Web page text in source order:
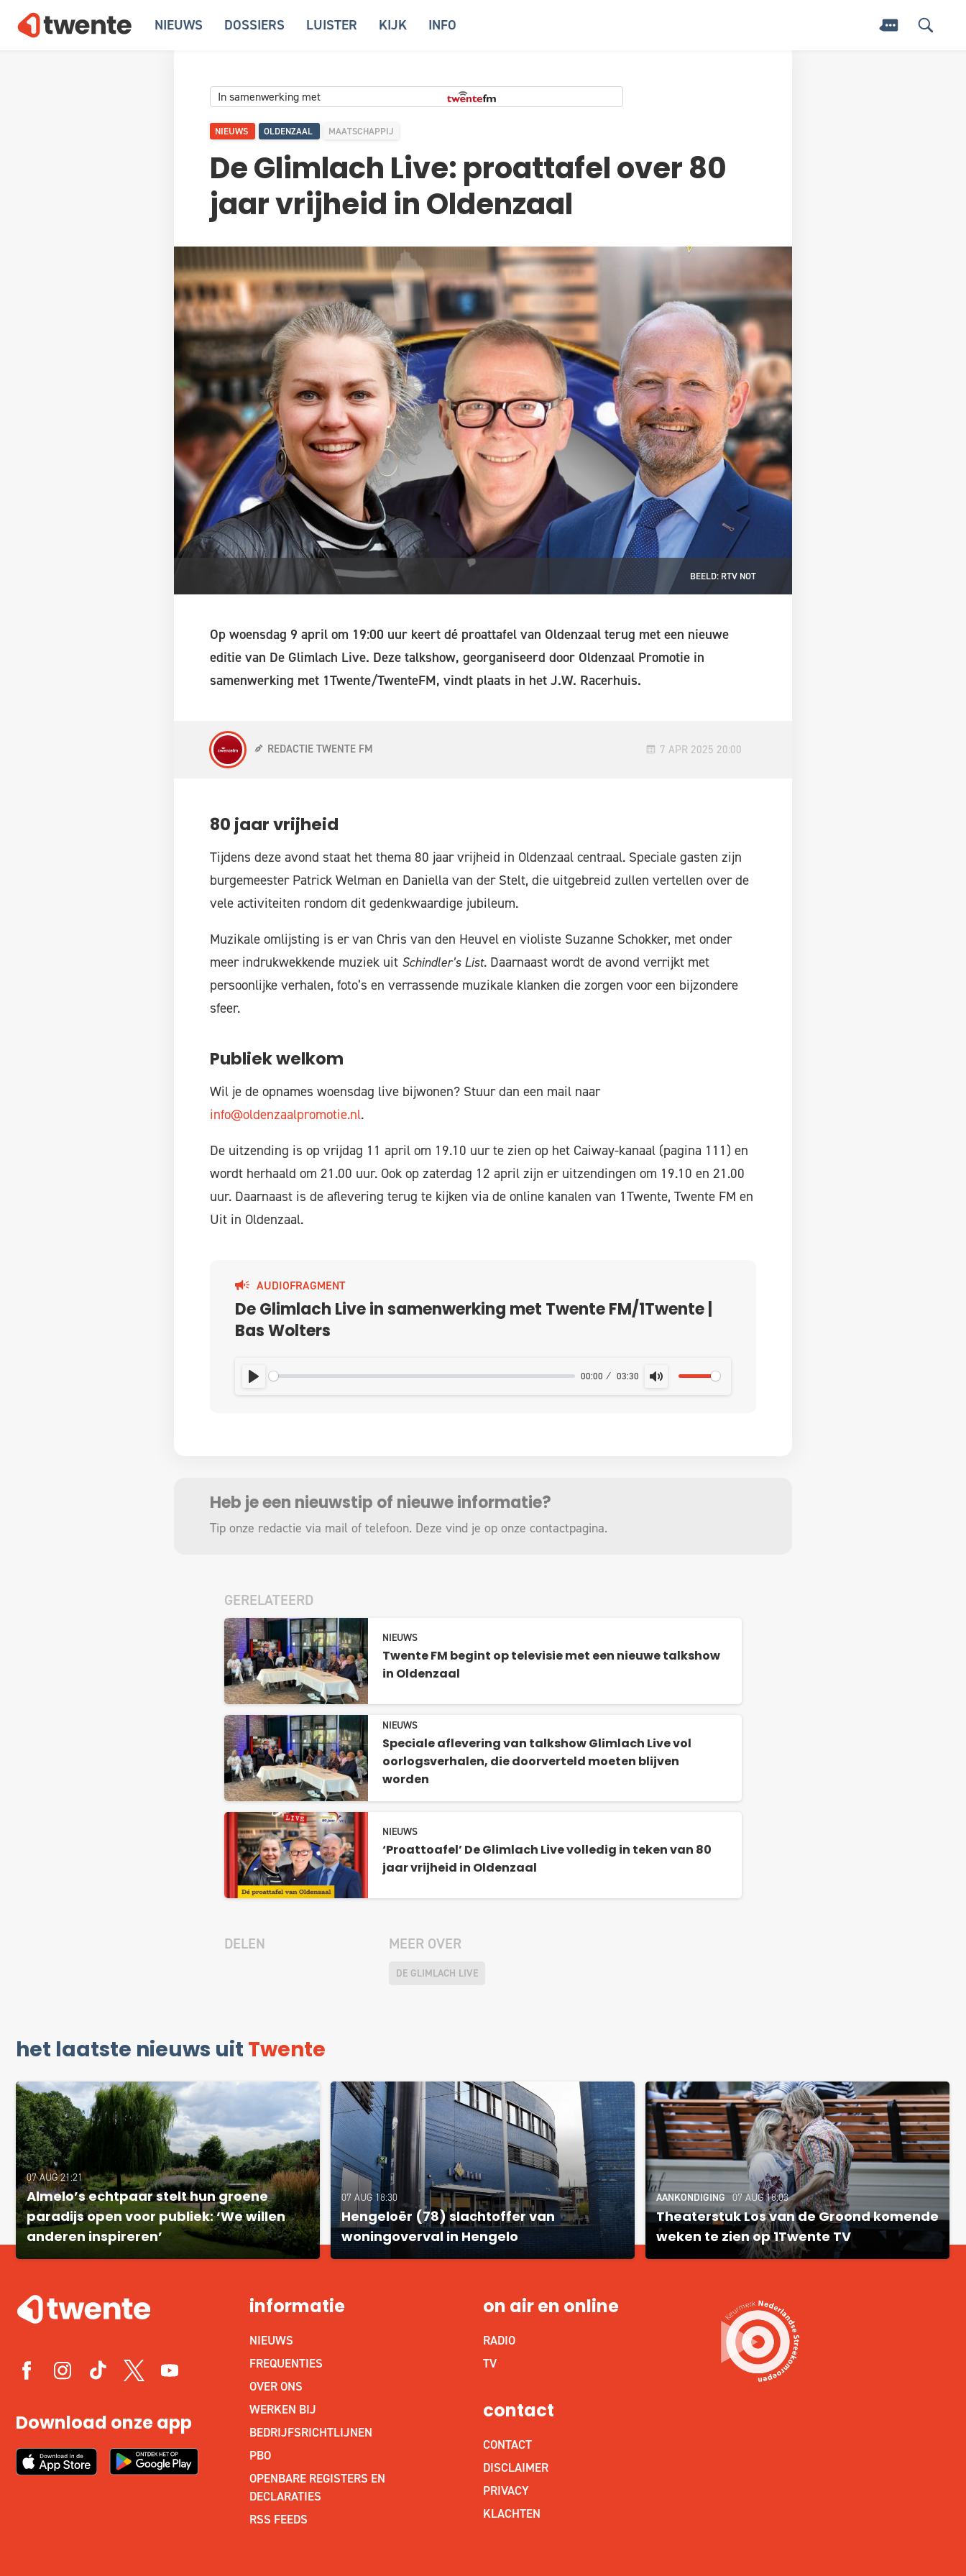
NIEUWS DOSSIERS LUISTER KIJK INFO
In samenwerking met
NIEUWS OLDENZAAL MAATSCHAPPIJ
De Glimlach Live: proattafel over 80
jaar vrijheid in Oldenzaal
BEELD: RTV NOT
Op woensdag 9 april om 19:00 uur keert dé proattafel van Oldenzaal terug met een nieuwe
editie van De Glimlach Live. Deze talkshow, georganiseerd door Oldenzaal Promotie in
samenwerking met 1Twente/TwenteFM, vindt plaats in het J.W. Racerhuis.
REDACTIE TWENTE FM 7 APR 2025 20:00
80 jaar vrijheid
Tijdens deze avond staat het thema 80 jaar vrijheid in Oldenzaal centraal. Speciale gasten zijn
burgemeester Patrick Welman en Daniella van der Stelt, die uitgebreid zullen vertellen over de
vele activiteiten rondom dit gedenkwaardige jubileum.
Muzikale omlijsting is er van Chris van den Heuvel en violiste Suzanne Schokker, met onder
meer indrukwekkende muziek uit Schindler’s List. Daarnaast wordt de avond verrijkt met
persoonlijke verhalen, foto’s en verrassende muzikale klanken die zorgen voor een bijzondere
sfeer.
Publiek welkom
Wil je de opnames woensdag live bijwonen? Stuur dan een mail naar
info@oldenzaalpromotie.nl.
De uitzending is op vrijdag 11 april om 19.10 uur te zien op het Caiway-kanaal (pagina 111) en
wordt herhaald om 21.00 uur. Ook op zaterdag 12 april zijn er uitzendingen om 19.10 en 21.00
uur. Daarnaast is de aflevering terug te kijken via de online kanalen van 1Twente, Twente FM en
Uit in Oldenzaal.
AUDIOFRAGMENT
De Glimlach Live in samenwerking met Twente FM/1Twente |
Bas Wolters
PLAY 00:00 03:30 MUTE
Heb je een nieuwstip of nieuwe informatie?
Tip onze redactie via mail of telefoon. Deze vind je op onze contactpagina.
GERELATEERD
NIEUWS
Twente FM begint op televisie met een nieuwe talkshow
in Oldenzaal
NIEUWS
Speciale aflevering van talkshow Glimlach Live vol
oorlogsverhalen, die doorverteld moeten blijven
worden
NIEUWS
‘Proattoafel’ De Glimlach Live volledig in teken van 80
jaar vrijheid in Oldenzaal
DELEN MEER OVER
DE GLIMLACH LIVE
het laatste nieuws uit Twente
07 AUG 21:21
Almelo’s echtpaar stelt hun groene
paradijs open voor publiek: ‘We willen
anderen inspireren’
07 AUG 18:30
Hengeloër (78) slachtoffer van
woningoverval in Hengelo
AANKONDIGING 07 AUG 18:03
Theaterstuk Los van de Groond komende
weken te zien op 1Twente TV
Download onze app
informatie
NIEUWS
FREQUENTIES
OVER ONS
WERKEN BIJ
BEDRIJFSRICHTLIJNEN
PBO
OPENBARE REGISTERS EN
DECLARATIES
RSS FEEDS
on air en online
RADIO
TV
contact
CONTACT
DISCLAIMER
PRIVACY
KLACHTEN